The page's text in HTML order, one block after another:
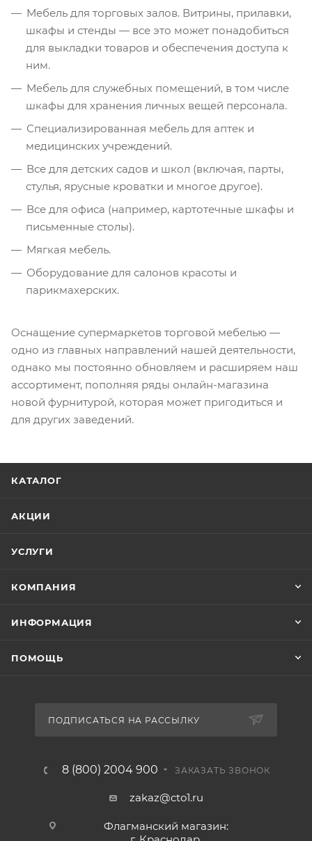
Мебель для торговых залов. Витрины, прилавки,
шкафы и стенды — все это может понадобиться
для выкладки товаров и обеспечения доступа к
ним.
Мебель для служебных помещений, в том числе
шкафы для хранения личных вещей персонала.
Специализированная мебель для аптек и
медицинских учреждений.
Все для детских садов и школ (включая, парты,
стулья, ярусные кроватки и многое другое).
Все для офиса (например, картотечные шкафы и
письменные столы).
Мягкая мебель.
Оборудование для салонов красоты и
парикмахерских.
Оснащение супермаркетов торговой мебелью —
одно из главных направлений нашей деятельности,
однако мы постоянно обновляем и расширяем наш
ассортимент, пополняя ряды онлайн-магазина
новой фурнитурой, которая может пригодиться и
для других заведений.
КАТАЛОГ
АКЦИИ
УСЛУГИ
КОМПАНИЯ
ИНФОРМАЦИЯ
ПОМОЩЬ
ПОДПИСАТЬСЯ НА РАССЫЛКУ
8 (800) 2004 900 ЗАКАЗАТЬ ЗВОНОК
zakaz@cto1.ru
Флагманский магазин: